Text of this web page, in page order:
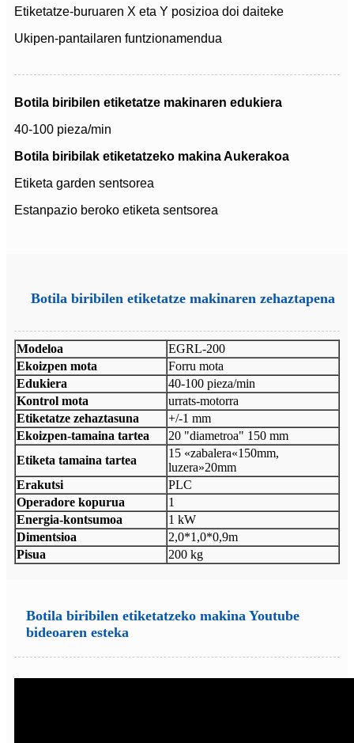
Etiketatze-buruaren X eta Y posizioa doi daiteke
Ukipen-pantailaren funtzionamendua
Botila biribilen etiketatze makinaren edukiera
40-100 pieza/min
Botila biribilak etiketatzeko makina Aukerakoa
Etiketa garden sentsorea
Estanpazio beroko etiketa sentsorea
Botila biribilen etiketatze makinaren zehaztapena
Modeloa
EGRL-200
Ekoizpen mota
Forru mota
Edukiera
40-100 pieza/min
Kontrol mota
urrats-motorra
Etiketatze zehaztasuna
+/-1 mm
Ekoizpen-tamaina tartea
20 "diametroa" 150 mm
Etiketa tamaina tartea
15 «zabalera«150mm,
luzera»20mm
Erakutsi
PLC
Operadore kopurua
1
Energia-kontsumoa
1 kW
Dimentsioa
2,0*1,0*0,9m
Pisua
200 kg
Botila biribilen etiketatzeko makina Youtube
bideoaren esteka